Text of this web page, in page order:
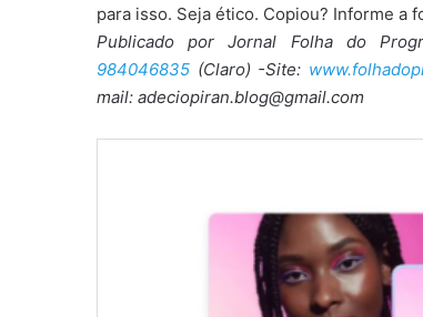
para isso. Seja ético. Copiou? Informe a
Publicado por Jornal Folha do
984046835 (Claro) -Site:
mail: adeciopiran.blog@gmail.com